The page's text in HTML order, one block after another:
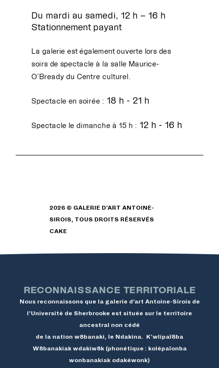
Du mardi au samedi, 12 h – 16 h
Stationnement payant
La galerie est également ouverte lors des
soirs de spectacle à la salle Maurice-
O’Bready du Centre culturel.
Spectacle en soirée : 18 h - 21 h
Spectacle le dimanche à 15 h : 12 h - 16 h
2026 © GALERIE D'ART ANTOINE-
SIROIS, TOUS DROITS RÉSERVÉS
CAKE
RECONNAISSANCE TERRITORIALE
Nous reconnaissons que la galerie d’art Antoine-Sirois de
l’Université de Sherbrooke est située sur le territoire
ancestral non cédé
de la nation w8banaki, le Ndakina. K’wlipaï8ba
W8banakiak wdakiw8k (phonétique : kolépaïonba
wonbanakiak odakéwonk)